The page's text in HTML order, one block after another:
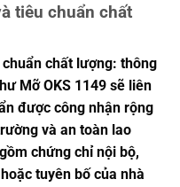
tiêu chuẩn chất
chất lượng: thông
Mỡ OKS 1149 sẽ liên
được công nhận rộng
và an toàn lao
chứng chỉ nội bộ,
tuyên bố của nhà